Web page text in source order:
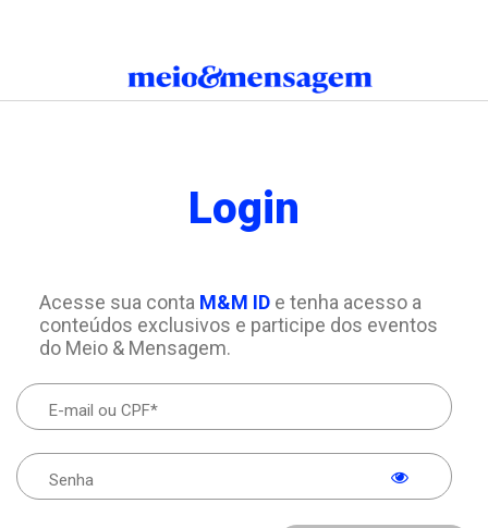
Login
Acesse sua conta M&M IDe tenha acesso a
conteúdos exclusivos e participe dos eventos
do Meio & Mensagem.